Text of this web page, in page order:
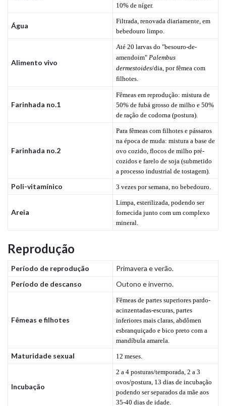
10% de níger.
Água
Filtrada, renovada diariamente, em
bebedouro limpo.
Alimento vivo
Até 20 larvas do "besouro-de-
amendoim" Palembus
dermestoides/dia, por fêmea com
filhotes.
Farinhada no.1
Fêmeas em reprodução: mistura de
50% de fubá grosso de milho e 50%
de ração de codorna (postura).
Farinhada no.2
Para fêmeas com filhotes e pássaros
na época de muda: mistura a base de
ovo cozido, flocos de milho pré-
cozidos e farelo de soja (submetido
a processo industrial de tostagem).
Poli-vitamínico 3 vezes por semana, no bebedouro.
Areia
Limpa, esterilizada, podendo ser
fornecida junto com um complexo
mineral.
Reprodução
Período de reprodução
Primavera e verão.
Período de descanso
Outono e inverno.
Fêmeas e filhotes
Fêmeas de partes superiores pardo-
acinzentadas-escuras, partes
inferiores mais claras, abdômen
esbranquiçado e bico preto com a
mandíbula amarela.
Maturidade sexual 12 meses.
Incubação
2 a 4 posturas/temporada, 2 a 3
ovos/postura, 13 dias de incubação
podendo ser separados da mãe aos
35-40 dias de idade.